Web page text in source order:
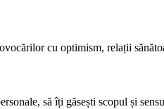
cu optimism, relații
să îți găsești scopul și